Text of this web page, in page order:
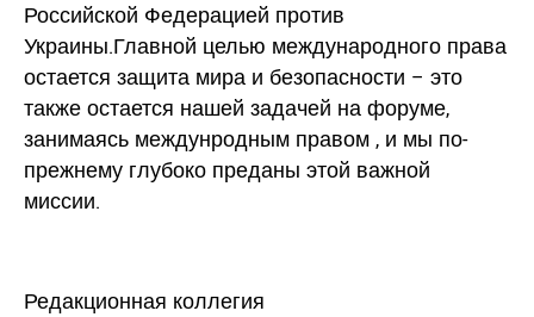
Российской Федерацией против
Украины.Главной целью международного права
остается защита мира и безопасности – это
также остается нашей задачей на форуме,
занимаясь междунродным правом , и мы по-
прежнему глубоко преданы этой важной
миссии.
Редакционная коллегия